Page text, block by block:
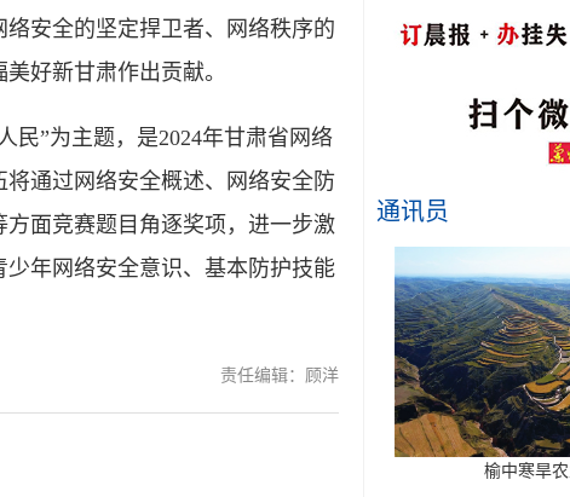
安全的坚定捍卫者、网络秩序的
好新甘肃作出贡献。
”为主题，是2024年甘肃省网络
通过网络安全概述、网络安全防
面竞赛题目角逐奖项，进一步激
年网络安全意识、基本防护技能
责任编辑：顾洋
通讯员
榆中寒旱